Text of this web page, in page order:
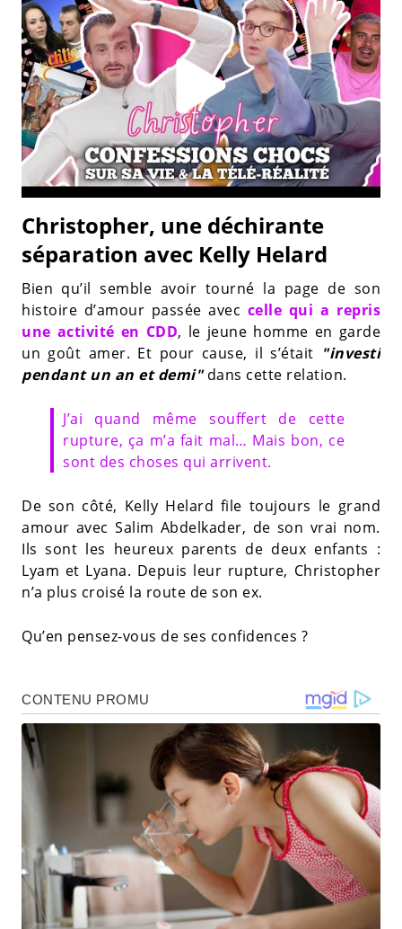
Christopher, une déchirante
séparation avec Kelly Helard
Bien qu’il semble avoir tourné la page de son
histoire d’amour passée avec celle qui a repris
une activité en CDD, le jeune homme en garde
un goût amer. Et pour cause, il s’était "investi
pendant un an et demi"dans cette relation.
J’ai quand même souffert de cette
rupture, ça m’a fait mal… Mais bon, ce
sont des choses qui arrivent.
De son côté, Kelly Helard file toujours le grand
amour avec Salim Abdelkader, de son vrai nom.
Ils sont les heureux parents de deux enfants :
Lyam et Lyana. Depuis leur rupture, Christopher
n’a plus croisé la route de son ex.
Qu’en pensez-vous de ses confidences ?